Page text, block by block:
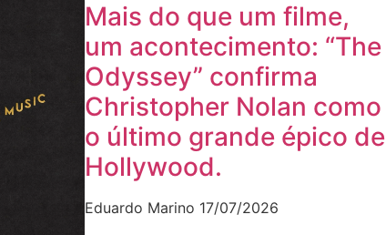
Mais do que um filme,
um acontecimento: “The
Odyssey” confirma
Christopher Nolan como
o último grande épico de
Hollywood.
Eduardo Marino 17/07/2026